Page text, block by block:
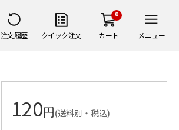
注文履歴 クイック注文
0
カート メニュー
120円(送料別・税込)